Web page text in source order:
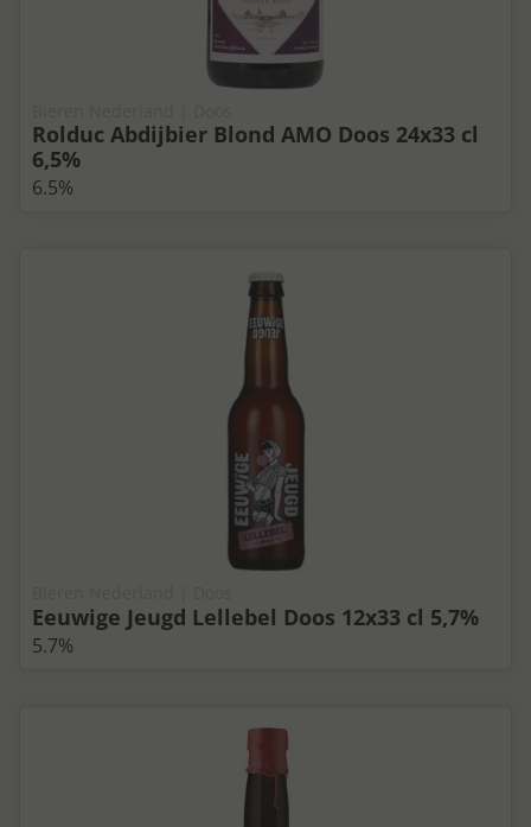
Rolduc Abdijbier Blond AMO Doos 24x33 cl
6,5%
6.5%
Eeuwige Jeugd Lellebel Doos 12x33 cl 5,7%
5.7%